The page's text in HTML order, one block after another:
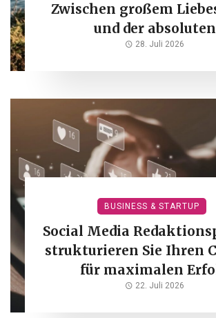
Zwischen großem
und der absoluten
Geheimsphäre
28. Juli 2026
BUSINESS & STARTUP
Social Media
strukturieren Sie Ihren
für maximalen
22. Juli 2026